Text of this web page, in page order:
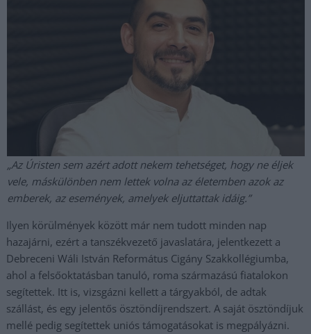
„Az Úristen sem azért adott nekem tehetséget, hogy ne éljek
vele, máskülönben nem lettek volna az életemben azok az
emberek, az események, amelyek eljuttattak idáig.”
Ilyen körülmények között már nem tudott minden nap
hazajárni, ezért a tanszékvezető javaslatára, jelentkezett a
Debreceni Wáli István Református Cigány Szakkollégiumba,
ahol a felsőoktatásban tanuló, roma származású fiatalokon
segítettek. Itt is, vizsgázni kellett a tárgyakból, de adtak
szállást, és egy jelentős ösztöndíjrendszert. A saját ösztöndíjuk
mellé pedig segítettek uniós támogatásokat is megpályázni.